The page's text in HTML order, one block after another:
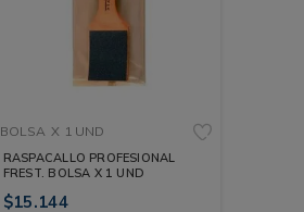
BOLSA X 1 UND
RASPACALLO PROFESIONAL
FREST. BOLSA X 1 UND
$15.144